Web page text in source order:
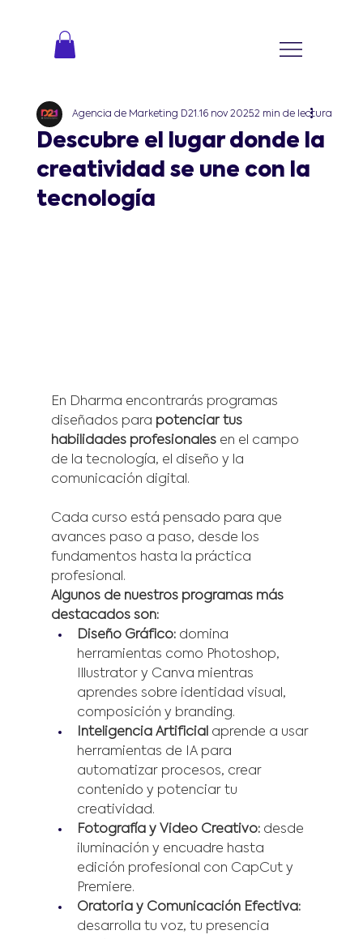
Descubre el lugar donde la
creatividad se une con la
tecnología
Agencia de Marketing D21 16 nov 20252 min de lectura
En Dharma encontrarás programas
diseñados para potenciar tus
habilidades profesionales en el campo
de la tecnología, el diseño y la
comunicación digital.
Cada curso está pensado para que
avances paso a paso, desde los
fundamentos hasta la práctica
profesional.
Algunos de nuestros programas más
destacados son:
Diseño Gráfico: domina
herramientas como Photoshop,
Illustrator y Canva mientras
aprendes sobre identidad visual,
composición y branding.
Inteligencia Artificial aprende a usar
herramientas de IA para
automatizar procesos, crear
contenido y potenciar tu
creatividad.
Fotografía y Video Creativo: desde
iluminación y encuadre hasta
edición profesional con CapCut y
Premiere.
Oratoria y Comunicación Efectiva:
desarrolla tu voz, tu presencia